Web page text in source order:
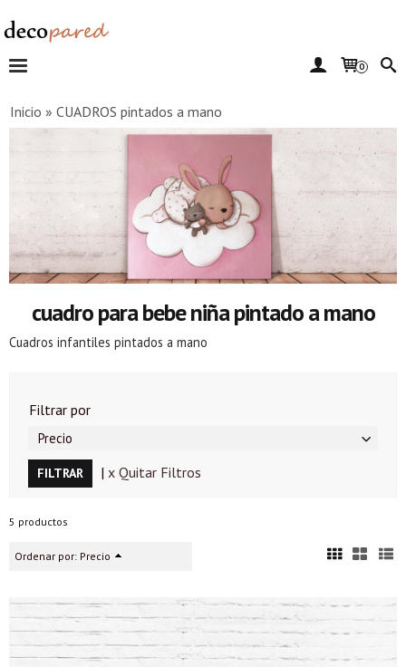
0
Inicio » CUADROS pintados a mano
cuadro para bebe niña pintado a mano
Cuadros infantiles pintados a mano
Filtrar por
Precio
| x Quitar Filtros
5 productos
Ordenar por: Precio